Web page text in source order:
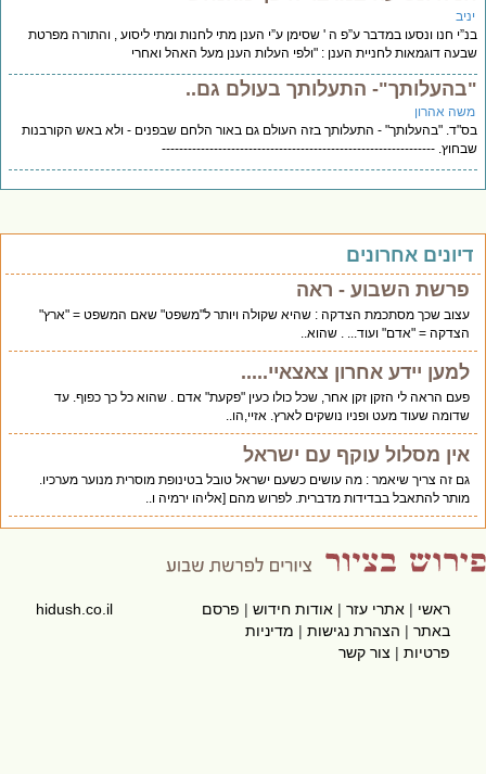
חנו ונסעו במדבר ע”פ ה ' שסימן ע”י הענן מתי לחנות ומתי ליסוע , והתורה מפרטת
דוגמאות לחניית הענן : "ולפי העלות הענן מעל האהל ואחרי
התעלותך בעולם גם..
אהרון
"בהעלותך" - התעלותך בזה העולם גם באור הלחם שבפנים - ולא באש הקורבנות
---------------------------------------------------------------
אחרונים
פרשת השבוע - ראה
עצוב שכך מסתכמת הצדקה : שהיא שקולה ויותר ל"משפט" שאם המשפט = "ארץ"
הצדקה = "אדם" ועוד... . שהוא..
למען יידע אחרון צאצאיי.....
פעם הראה לי הזקן זקן אחר, שכל כולו כעין "פקעת" אדם . שהוא כל כך כפוף. עד
שדומה שעוד מעט ופניו נושקים לארץ. אזיי,הו..
אין מסלול עוקף עם ישראל
גם זה צריך שיאמר : מה עושים כשעם ישראל טובל בטינופת מוסרית מנוער מערכיו.
מותר להתאבל בבדידות מדברית. לפרוש מהם [אליהו ירמיה ו..
ראשי|אתרי עזר|אודות חידוש|פרסם
באתר|הצהרת נגישות|מדיניות
פרטיות|צור קשר
hidush.co.il